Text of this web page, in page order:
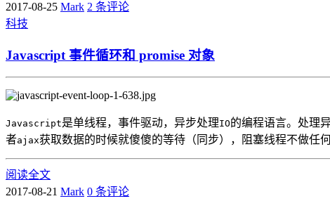
2017-08-25 Mark 2 条评论
科技
Javascript 事件循环和 promise 对象
Javascript是单线程，事件驱动，异步处理IO的编程语言。处理
者ajax获取数据的时候就傻傻的等待（同步），阻塞线程不做任
阅读全文
2017-08-21 Mark 0 条评论